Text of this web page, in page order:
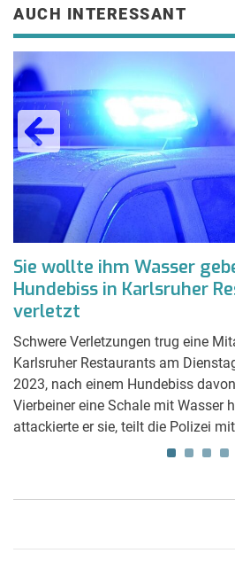
AUCH INTERESSANT
Sie wollte ihm Wasser
Hundebiss in Karlsruher
verletzt
Schwere Verletzungen trug eine
Karlsruher Restaurants am
2023, nach einem Hundebiss
Vierbeiner eine Schale mit Wasser
attackierte er sie, teilt die Polizei